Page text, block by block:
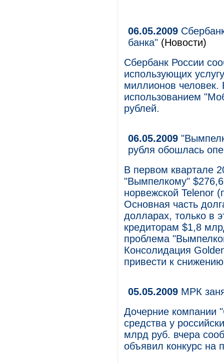
06.05.2009
банка" (Новости)
Сбербанк России
использующих
миллионов человек.
использованием
рублей.
06.05.2009
рубля обошлась
В первом квартале
"Вымпелкому" $276,6
норвежской Telenor
Основная часть
долларах, только в
кредиторам $1,8
проблема
Консолидация
привести к
05.05.2009 МРК
Дочерние компании
средства у
млрд руб. вчера
объявил конкурс на